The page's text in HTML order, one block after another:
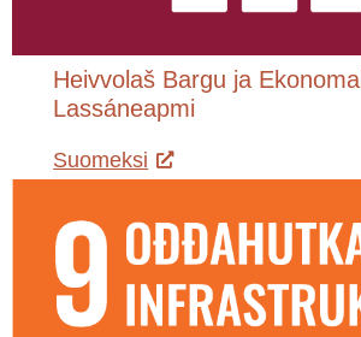
Heivvolaš Bargu ja
Lassáneapmi
Suomeksi